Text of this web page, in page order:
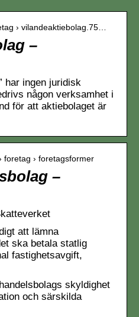
› vilandeaktiebolag.75…
–
har ingen juridisk
någon verksamhet i
för att aktiebolaget är
foretag › foretagsformer
–
att lämna
ska betala statlig
fastighetsavgift,
skyldighet
och särskilda